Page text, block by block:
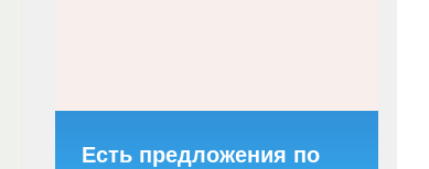
Есть предложения по